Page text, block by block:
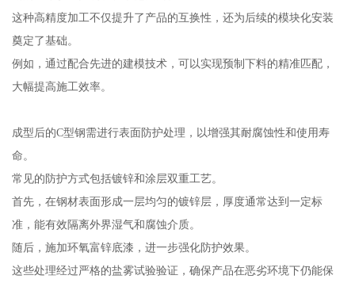
这种高精度加工不仅提升了产品的互换性，还为后续的模块化安装
奠定了基础。
例如，通过配合先进的建模技术，可以实现预制下料的精准匹配，
大幅提高施工效率。
成型后的C型钢需进行表面防护处理，以增强其耐腐蚀性和使用寿
命。
常见的防护方式包括镀锌和涂层双重工艺。
首先，在钢材表面形成一层均匀的镀锌层，厚度通常达到一定标
准，能有效隔离外界湿气和腐蚀介质。
随后，施加环氧富锌底漆，进一步强化防护效果。
这些处理经过严格的盐雾试验验证，确保产品在恶劣环境下仍能保